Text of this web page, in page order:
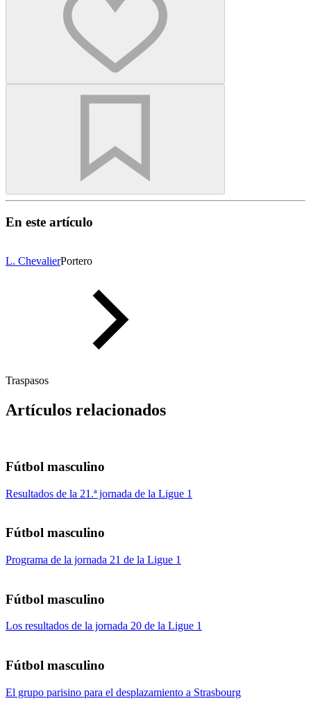
En este artículo
L. ChevalierPortero
Traspasos
Artículos relacionados
Fútbol masculino
Resultados de la 21.ª jornada de la Ligue 1
Fútbol masculino
Programa de la jornada 21 de la Ligue 1
Fútbol masculino
Los resultados de la jornada 20 de la Ligue 1
Fútbol masculino
El grupo parisino para el desplazamiento a Strasbourg